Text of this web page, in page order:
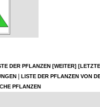
DER PFLANZEN [WEITER]
LISTE DER PFLANZEN VON
PFLANZEN